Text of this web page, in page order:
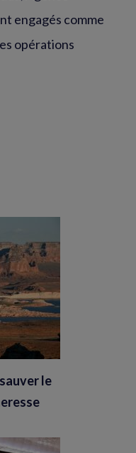
engagés comme
opérations
le